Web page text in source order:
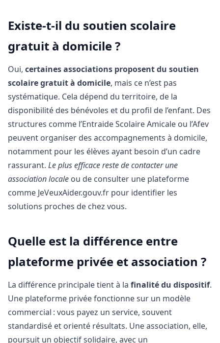
Existe-t-il du soutien scolaire
gratuit à domicile ?
Oui, certaines associations proposent du soutien
scolaire gratuit à domicile, mais ce n’est pas
systématique. Cela dépend du territoire, de la
disponibilité des bénévoles et du profil de l’enfant. Des
structures comme l’Entraide Scolaire Amicale ou l’Afev
peuvent organiser des accompagnements à domicile,
notamment pour les élèves ayant besoin d’un cadre
rassurant. Le plus efficace reste de contacter une
association locale ou de consulter une plateforme
comme JeVeuxAider.gouv.fr pour identifier les
solutions proches de chez vous.
Quelle est la différence entre
plateforme privée et association ?
La différence principale tient à la finalité du dispositif.
Une plateforme privée fonctionne sur un modèle
commercial : vous payez un service, souvent
standardisé et orienté résultats. Une association, elle,
poursuit un objectif solidaire, avec un